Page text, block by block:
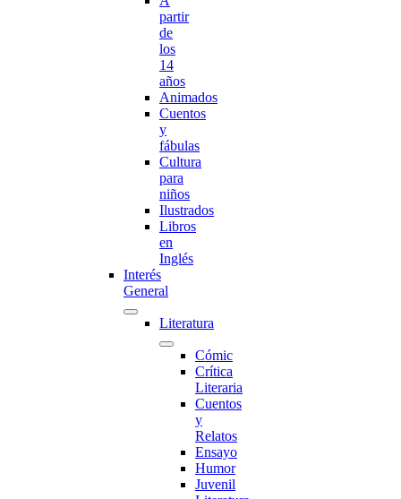
partir
de
los
14
años
Animados
Cuentos
y
fábulas
Cultura
para
niños
Ilustrados
Libros
en
Inglés
Interés
General
Literatura
Cómic
Crítica
Literaria
Cuentos
y
Relatos
Ensayo
Humor
Juvenil